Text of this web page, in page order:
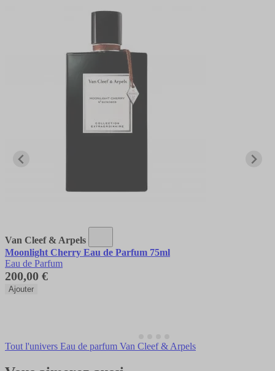
Van Cleef & Arpels
Moonlight Cherry Eau de Parfum 75ml
Eau de Parfum
200,00 €
Ajouter
Tout l'univers Eau de parfum Van Cleef & Arpels